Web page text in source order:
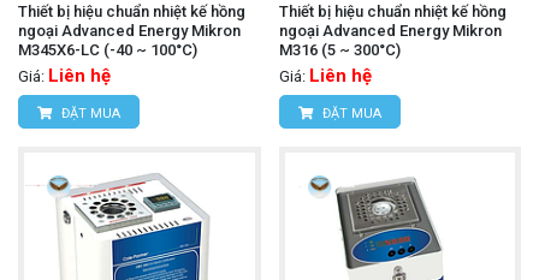
Thiết bị hiệu chuẩn nhiệt kế hồng
ngoại Advanced Energy Mikron
M345X6-LC (-40 ~ 100°C)
Giá: Liên hệ
ĐẶT MUA
Thiết bị hiệu chuẩn nhiệt kế hồng
ngoại Advanced Energy Mikron
M316 (5 ~ 300°C)
Giá: Liên hệ
ĐẶT MUA